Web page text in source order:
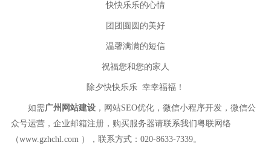
快快乐乐的心情
团团圆圆的美好
温馨满满的短信
祝福您和您的家人
除夕快快乐乐 幸幸福福！
如需广州网站建设 ，网站SEO优化，微信小程序开发，微信公
众号运营，企业邮箱注册，购买服务器请联系我们粤联网络
（www.gzhchl.com ），联系方式：020-8633-7339。